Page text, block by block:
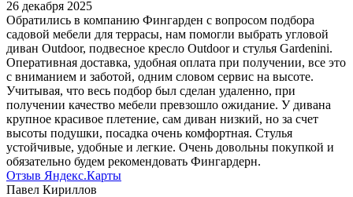
26 декабря 2025
Обратились в компанию Фингарден с вопросом подбора
садовой мебели для террасы, нам помогли выбрать угловой
диван Outdoor, подвесное кресло Outdoor и стулья Gardenini.
Оперативная доставка, удобная оплата при получении, все это
с вниманием и заботой, одним словом сервис на высоте.
Учитывая, что весь подбор был сделан удаленно, при
получении качество мебели превзошло ожидание. У дивана
крупное красивое плетение, сам диван низкий, но за счет
высоты подушки, посадка очень комфортная. Стулья
устойчивые, удобные и легкие. Очень довольны покупкой и
обязательно будем рекомендовать Фингардерн.
Отзыв Яндекс.Карты
Павел Кириллов